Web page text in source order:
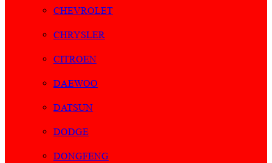
CHEVROLET
CHRYSLER
CITROEN
DAEWOO
DATSUN
DODGE
DONGFENG